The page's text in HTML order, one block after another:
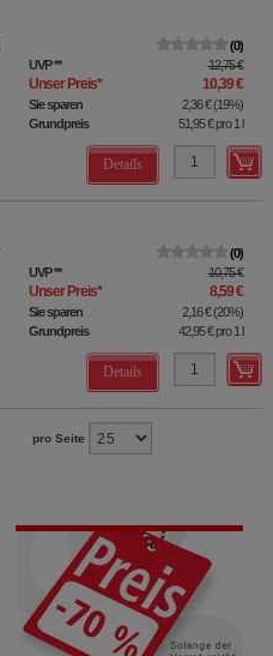
0
UVP** 12,75 €
Unser Preis* 10,39 €
Sie sparen 2,36 €(19%)
Grundpreis
51,95 €pro 1 l
Details
0
UVP** 10,75 €
Unser Preis* 8,59 €
Sie sparen 2,16 €(20%)
Grundpreis
42,95 €pro 1 l
Details
pro Seite